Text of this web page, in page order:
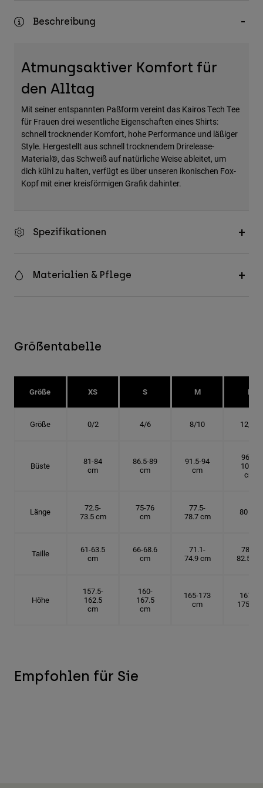
Hüte & Mützen
Alle anzeigen
Beschreibung
Atmungsaktiver Komfort für
den Alltag
Mit seiner entspannten Paßform vereint das Kairos Tech Tee
für Frauen drei wesentliche Eigenschaften eines Shirts:
schnell trocknender Komfort, hohe Performance und läßiger
Style. Hergestellt aus schnell trocknendem Drirelease-
Material®, das Schweiß auf natürliche Weise ableitet, um
dich kühl zu halten, verfügt es über unseren ikonischen Fox-
Kopf mit einer kreisförmigen Grafik dahinter.
Spezifikationen
Materialien & Pflege
Größentabelle
Größe XS S M L
Größe 0/2 4/6 8/10 12/14
Büste
81-84
cm
86.5-89
cm
91.5-94
cm
96.5-
101.5
cm
Länge
72.5-
73.5 cm
75-76
cm
77.5-
78.7 cm
80 cm
Taille
61-63.5
cm
66-68.6
cm
71.1-
74.9 cm
78.7-
82.5 cm
Höhe
157.5-
162.5
cm
160-
167.5
cm
165-173
cm
167.5-
175 cm
Empfohlen für Sie